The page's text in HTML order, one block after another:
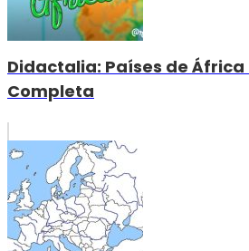
Didactalia: Países de África
Completa